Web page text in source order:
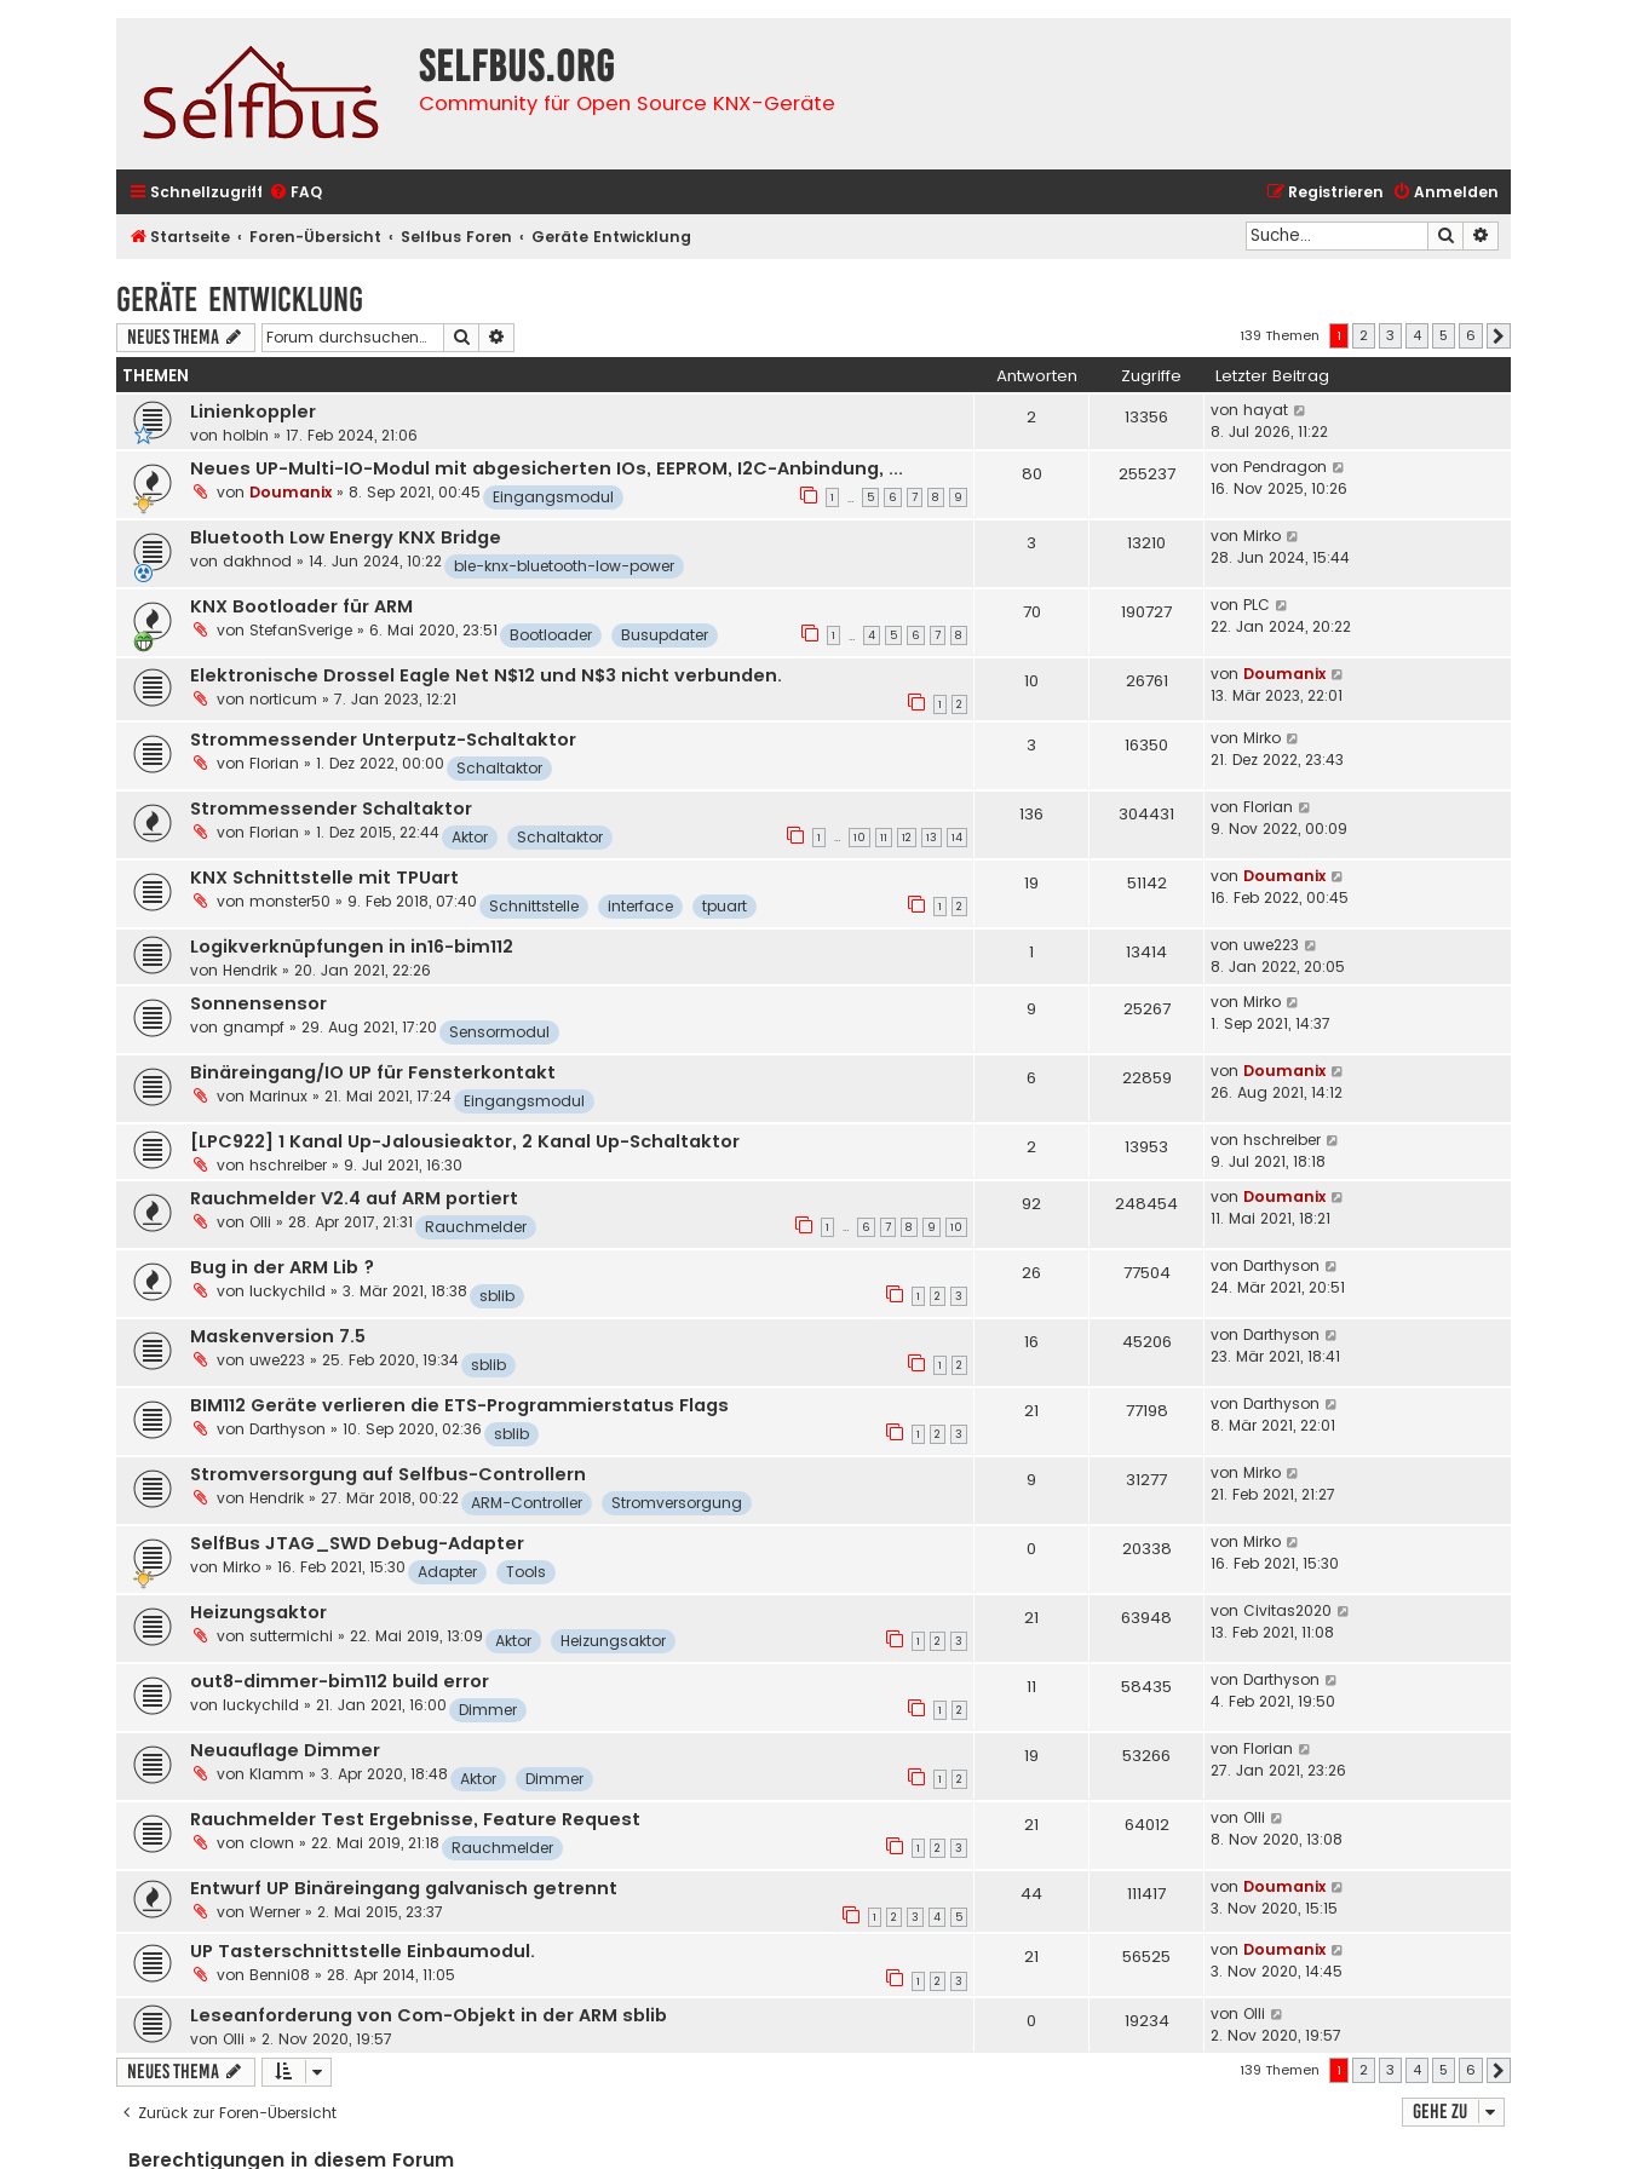
selfbus.org
Community für Open Source KNX-Geräte
Schnellzugriff FAQ Anmelden
Registrieren
Startseite Foren-Übersicht Selfbus Foren Geräte Entwicklung Suche
Geräte Entwicklung
Neues Thema Suche 139 Themen 1 2 3 4 5 6
THEMEN Antworten Zugriffe Letzter Beitrag
Linienkoppler
von holbin » 17. Feb 2024, 21:06
2 13356 von hayat
8. Jul 2026, 11:22
Neues UP-Multi-IO-Modul mit abgesicherten IOs, EEPROM, I2C-Anbindung, ...
von Doumanix » 8. Sep 2021, 00:45 1 … 5 6 7 8 9
Eingangsmodul
80 255237 von Pendragon
16. Nov 2025, 10:26
Bluetooth Low Energy KNX Bridge
von dakhnod » 14. Jun 2024, 10:22 ble-knx-bluetooth-low-power
3 13210 von Mirko
28. Jun 2024, 15:44
KNX Bootloader für ARM
von StefanSverige » 6. Mai 2020, 23:51 1 … 4 5 6 7 8
Bootloader Busupdater
70 190727 von PLC
22. Jan 2024, 20:22
Elektronische Drossel Eagle Net N$12 und N$3 nicht verbunden.
von norticum » 7. Jan 2023, 12:21 1 2
10 26761 von Doumanix
13. Mär 2023, 22:01
Strommessender Unterputz-Schaltaktor
von Florian » 1. Dez 2022, 00:00 Schaltaktor
3 16350 von Mirko
21. Dez 2022, 23:43
Strommessender Schaltaktor
von Florian » 1. Dez 2015, 22:44 1 … 10 11 12 13 14
Aktor Schaltaktor
136 304431 von Florian
9. Nov 2022, 00:09
KNX Schnittstelle mit TPUart
von monster50 » 9. Feb 2018, 07:40 1 2
Schnittstelle interface tpuart
19 51142 von Doumanix
16. Feb 2022, 00:45
Logikverknüpfungen in in16-bim112
von Hendrik » 20. Jan 2021, 22:26
1 13414 von uwe223
8. Jan 2022, 20:05
Sonnensensor
von gnampf » 29. Aug 2021, 17:20 Sensormodul
9 25267 von Mirko
1. Sep 2021, 14:37
Binäreingang/IO UP für Fensterkontakt
von Marinux » 21. Mai 2021, 17:24 Eingangsmodul
6 22859 von Doumanix
26. Aug 2021, 14:12
[LPC922] 1 Kanal Up-Jalousieaktor, 2 Kanal Up-Schaltaktor
von hschreiber » 9. Jul 2021, 16:30
2 13953 von hschreiber
9. Jul 2021, 18:18
Rauchmelder V2.4 auf ARM portiert
von Olli » 28. Apr 2017, 21:31 1 … 6 7 8 9 10
Rauchmelder
92 248454 von Doumanix
11. Mai 2021, 18:21
Bug in der ARM Lib ?
von luckychild » 3. Mär 2021, 18:38 1 2 3
sblib
26 77504 von Darthyson
24. Mär 2021, 20:51
Maskenversion 7.5
von uwe223 » 25. Feb 2020, 19:34 1 2
sblib
16 45206 von Darthyson
23. Mär 2021, 18:41
BIM112 Geräte verlieren die ETS-Programmierstatus Flags
von Darthyson » 10. Sep 2020, 02:36 1 2 3
sblib
21 77198 von Darthyson
8. Mär 2021, 22:01
Stromversorgung auf Selfbus-Controllern
von Hendrik » 27. Mär 2018, 00:22 ARM-Controller Stromversorgung
9 31277 von Mirko
21. Feb 2021, 21:27
SelfBus JTAG_SWD Debug-Adapter
von Mirko » 16. Feb 2021, 15:30 Adapter Tools
0 20338 von Mirko
16. Feb 2021, 15:30
Heizungsaktor
von suttermichi » 22. Mai 2019, 13:09 1 2 3
Aktor Heizungsaktor
21 63948 von Civitas2020
13. Feb 2021, 11:08
out8-dimmer-bim112 build error
von luckychild » 21. Jan 2021, 16:00 1 2
Dimmer
11 58435 von Darthyson
4. Feb 2021, 19:50
Neuauflage Dimmer
von Klamm » 3. Apr 2020, 18:48 1 2
Aktor Dimmer
19 53266 von Florian
27. Jan 2021, 23:26
Rauchmelder Test Ergebnisse, Feature Request
von clown » 22. Mai 2019, 21:18 1 2 3
Rauchmelder
21 64012 von Olli
8. Nov 2020, 13:08
Entwurf UP Binäreingang galvanisch getrennt
von Werner » 2. Mai 2015, 23:37 1 2 3 4 5
44 111417 von Doumanix
3. Nov 2020, 15:15
UP Tasterschnittstelle Einbaumodul.
von Benni08 » 28. Apr 2014, 11:05 1 2 3
21 56525 von Doumanix
3. Nov 2020, 14:45
Leseanforderung von Com-Objekt in der ARM sblib
von Olli » 2. Nov 2020, 19:57
0 19234 von Olli
2. Nov 2020, 19:57
Neues Thema 139 Themen 1 2 3 4 5 6
Zurück zur Foren-Übersicht Gehe zu
Berechtigungen in diesem Forum